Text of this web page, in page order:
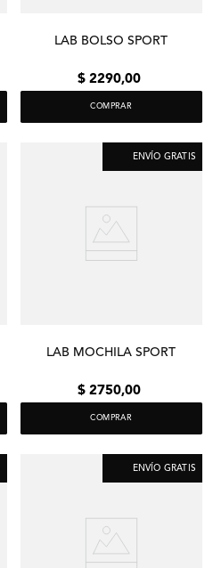
LAB BOLSO SPORT
$ 2290,00
COMPRAR
ENVÍO GRATIS
LAB MOCHILA SPORT
$ 2750,00
COMPRAR
ENVÍO GRATIS